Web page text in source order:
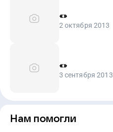
«»
2 октября 2013
«»
3 сентября 2013
Нам помогли